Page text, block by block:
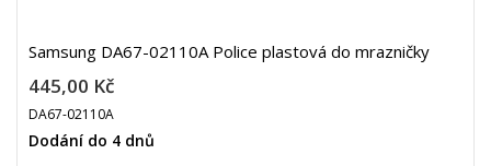
Samsung DA67-02110A Police plastová do mrazničky
445,00 Kč
DA67-02110A
Dodání do 4 dnů